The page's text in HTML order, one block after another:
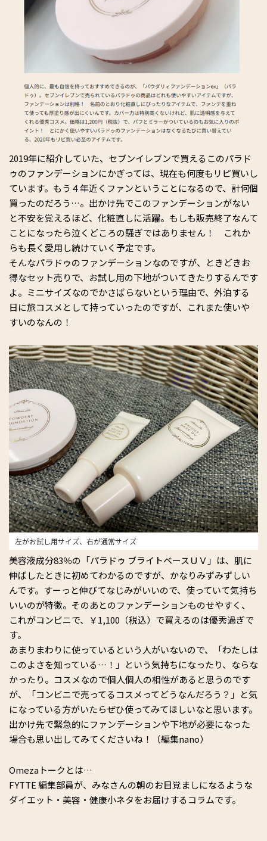
2019年に紹介していた、セブンイレブンで買えるこのパラド
ゥのファンデーションにかぎっては、現在も何度もリピ買いし
ています。もう４年近くファンということになるので、計何個
買ったのだろう…。出かけ先でこのファンデーションがない
と不安を覚えるほど、化粧直しに活躍。もしも販売終了なんて
ことになったら泣くどころの騒ぎではありません！ これか
らも長く愛用し続けていく予定です。
そんなパラドゥのファンデーションなのですが、ときどきお
得なセット売りで、お試し用の下地がついてきたりするんです
よ。ミニサイズなのでかさばらないという理由で、外泊する
日に旅コスメとして持っていったのですが、これまた使いや
すいのなんの！
左がお試し用サイズ、右が通常サイズ
美容液成分83％の「パラドゥ ブライトベースＵＶ」は、肌に
伸ばしたときに初めてわかるのですが、かなりみずみずしい
んです。すーっと伸びてなじみがいいので、使っていて気持ち
いいのが特徴。そのあとのファンデーションものせやすく、
これがコンビニで、￥1,100（税込）で買えるのは優秀過ぎで
す。
あまりまわりに使っているという人がいないので、「わたしは
このよさを知っている…！」という気持ちになったり、ならな
かったり。コスメなので個人個人の相性があると思うのです
が、「コンビニで売ってるコスメってどうなんだろう？」と気
になっている方がいたらぜひ使ってみてほしいなと思います。
出かけ先で緊急的にファンデーションや下地が必要になった
場合も思い出してみてくださいね！（編集nano）
Omezaトークとは…
FYTTE 編集部員が、みなさんの朝のお目覚ましになるような
ダイエット・美容・健康小ネタをお届けするコラムです。